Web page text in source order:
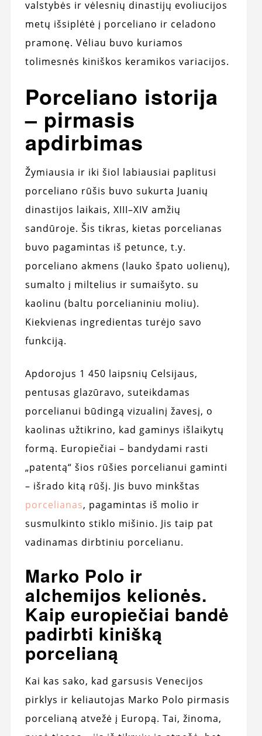
valstybės ir vėlesnių dinastijų evoliucijos
metų išsiplėtė į porceliano ir celadono
pramonę. Vėliau buvo kuriamos
tolimesnės kiniškos keramikos variacijos.
Porceliano istorija
– pirmasis
apdirbimas
Žymiausia ir iki šiol labiausiai paplitusi
porceliano rūšis buvo sukurta Juanių
dinastijos laikais, XIII–XIV amžių
sandūroje. Šis tikras, kietas porcelianas
buvo pagamintas iš petunce, t.y.
porceliano akmens (lauko špato uolienų),
sumalto į miltelius ir sumaišyto. su
kaolinu (baltu porcelianiniu moliu).
Kiekvienas ingredientas turėjo savo
funkciją.
Apdorojus 1 450 laipsnių Celsijaus,
pentusas glazūravo, suteikdamas
porcelianui būdingą vizualinį žavesį, o
kaolinas užtikrino, kad gaminys išlaikytų
formą. Europiečiai – bandydami rasti
„patentą“ šios rūšies porcelianui gaminti
– išrado kitą rūšį. Jis buvo minkštas
porcelianas, pagamintas iš molio ir
susmulkinto stiklo mišinio. Jis taip pat
vadinamas dirbtiniu porcelianu.
Marko Polo ir
alchemijos kelionės.
Kaip europiečiai bandė
padirbti kinišką
porcelianą
Kai kas sako, kad garsusis Venecijos
pirklys ir keliautojas Marko Polo pirmasis
porcelianą atvežė į Europą. Tai, žinoma,